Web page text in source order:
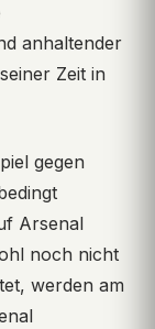
anhaltender
Zeit in
gegen
Arsenal
noch nicht
werden am